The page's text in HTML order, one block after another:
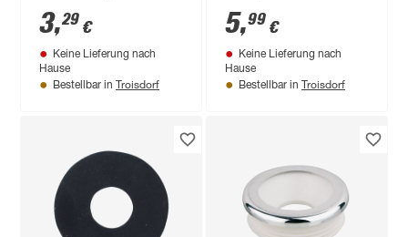
3,29 €
Keine Lieferung nach
Hause
Bestellbar in Troisdorf
5,99 €
Keine Lieferung nach
Hause
Bestellbar in Troisdorf